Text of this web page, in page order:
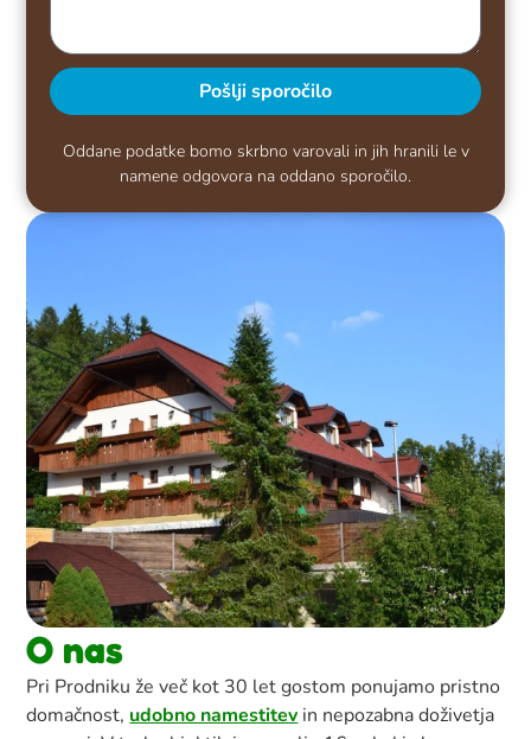
O nas
Pri Prodniku že več kot 30 let gostom ponujamo pristno
domačnost, udobno namestitev in nepozabna doživetja
Pošlji sporočilo
Oddane podatke bomo skrbno varovali in jih hranili le v
namene odgovora na oddano sporočilo.